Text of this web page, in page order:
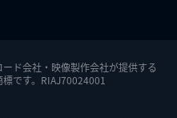
ド会社・映像製作会社が提供する
です。RIAJ70024001